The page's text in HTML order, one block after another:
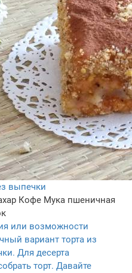
выпечки
Кофе Мука пшеничная
или возможности
вариант торта из
Для десерта
торт. Давайте